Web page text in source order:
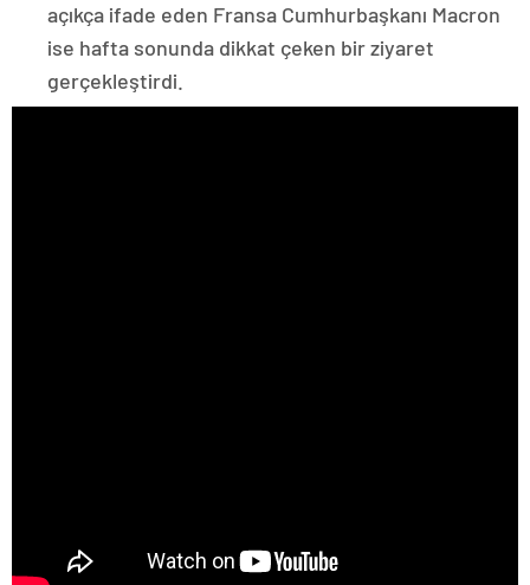
açıkça ifade eden Fransa Cumhurbaşkanı Macron
ise hafta sonunda dikkat çeken bir ziyaret
gerçekleştirdi.